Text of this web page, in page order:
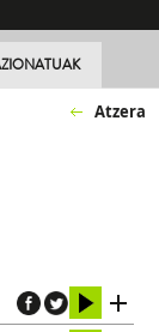
Atzera